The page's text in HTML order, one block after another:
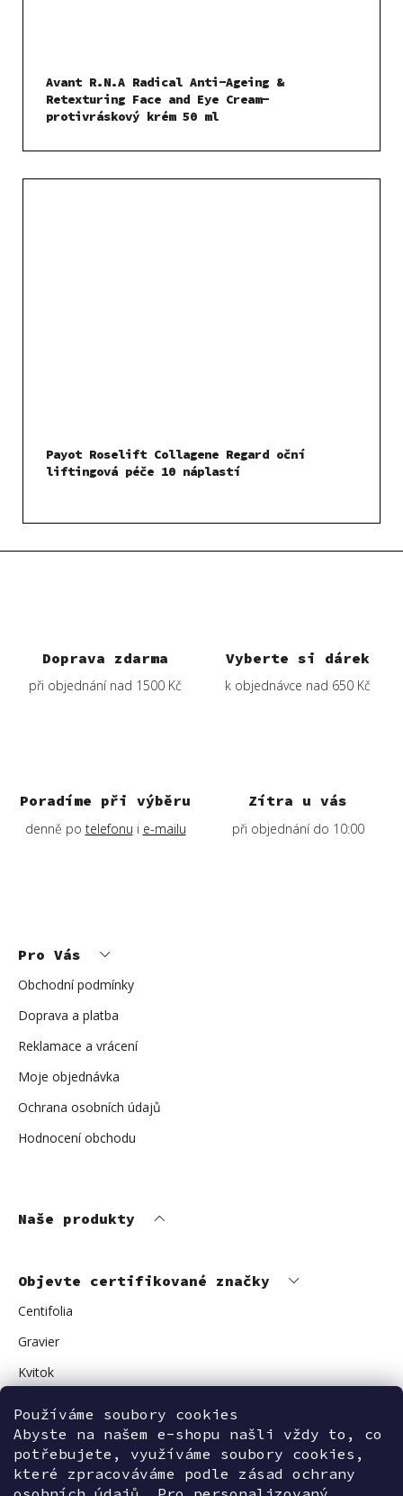
Používáme soubory cookies
Abyste na našem e-shopu našli vždy to, co
potřebujete, využíváme soubory cookies,
které zpracováváme podle zásad ochrany
Doprava zdarma
při objednání nad 1500 Kč
Vyberte si dárek
k objednávce nad 650 Kč
Poradíme při výběru
denně po telefonu i e-mailu
Zítra u vás
při objednání do 10:00
Avant R.N.A Radical Anti-Ageing &
Retexturing Face and Eye Cream-
protivráskový krém 50 ml
Payot Roselift Collagene Regard oční
liftingová péče 10 náplastí
Pro Vás
Obchodní podmínky
Doprava a platba
Reklamace a vrácení
Moje objednávka
Ochrana osobních údajů
Hodnocení obchodu
Naše produkty
Objevte certifikované značky
Centifolia
Gravier
Kvitok
Avant Skincare
Sonnentor